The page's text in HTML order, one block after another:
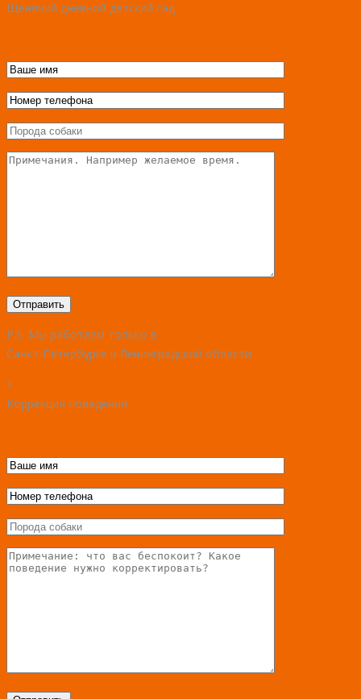
Щенячий дневной детский сад
P.S. Мы работаем только в
Санкт-Петербурге и Ленинградской области
×
Коррекция поведения